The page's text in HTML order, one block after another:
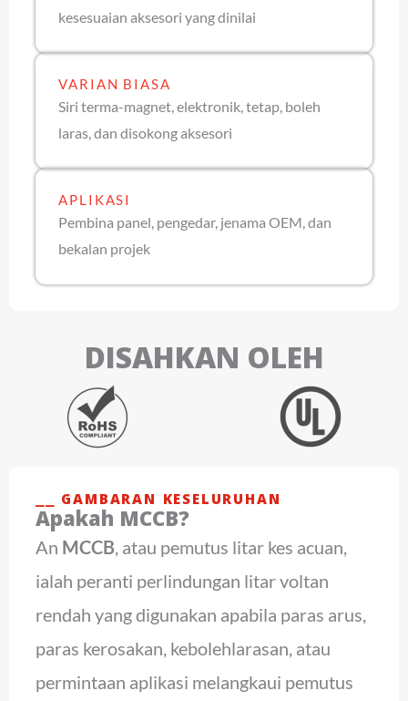
kesesuaian aksesori yang dinilai
VARIAN BIASA
Siri terma-magnet, elektronik, tetap, boleh
laras, dan disokong aksesori
APLIKASI
Pembina panel, pengedar, jenama OEM, dan
bekalan projek
DISAHKAN OLEH
⎯⎯ GAMBARAN KESELURUHAN
Apakah MCCB?
An MCCB, atau pemutus litar kes acuan,
ialah peranti perlindungan litar voltan
rendah yang digunakan apabila paras arus,
paras kerosakan, kebolehlarasan, atau
permintaan aplikasi melangkaui pemutus